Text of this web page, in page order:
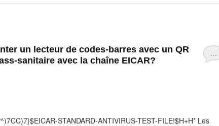
…
un lecteur de codes-barres avec un QR
sanitaire avec la chaîne EICAR?
STANDARD-ANTIVIRUS-TEST-FILE!$H+H* Les